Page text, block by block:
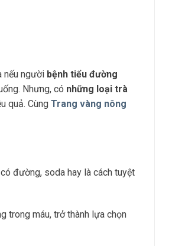
nếu người bệnh tiểu đường
Nhưng, có những loại trà
quả. Cùng Trang vàng nông
đường, soda hay là cách tuyệt
trong máu, trở thành lựa chọn